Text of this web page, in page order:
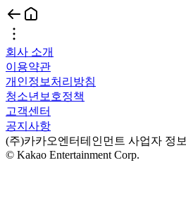
회사 소개
이용약관
개인정보처리방침
청소년보호정책
고객센터
공지사항
(주)카카오엔터테인먼트 사업자 정보
© Kakao Entertainment Corp.